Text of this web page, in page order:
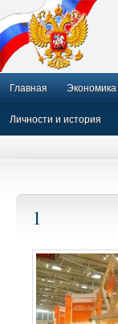
Главная Экономика
Личности и история
1